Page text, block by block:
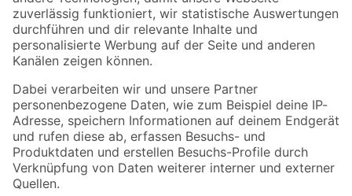
Zur Newsletter Anmeldung
Folge uns
Zahlungsarten Versandarten